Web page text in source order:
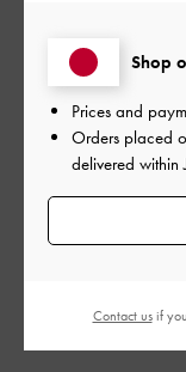
サイズ: その他（シ
品質
もっと見る
Shop
Prices and
Orders placed
delivered within
Contact usif